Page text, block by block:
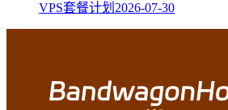
VPS套餐计划 2026-07-30